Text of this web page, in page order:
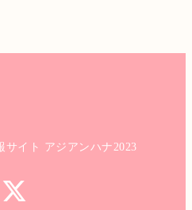
サイト アジアンハナ2023